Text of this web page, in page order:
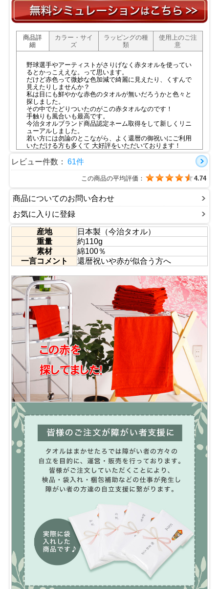
商品詳
細
カラー・サイ
ズ
ラッピングの種
類
使用上のご注
意
野球選手やアーティストがさりげなく赤タオルを使ってい
るとかっこええな。って思います。
だけど赤色って微妙な色加減で綺麗に見えたり、くすんで
見えたりしませんか？
私は目にも鮮やかな赤色のタオルが無いだろうかと色々と
探しました。
その中でたどりついたのがこの赤タオルなのです！
手触りも風合いも最高です。
今治タオルブランド商品認定ネーム取得をして新しくリニ
ューアルしました。
若い方には勿論のとこながら、よく還暦の御祝いにご利用
いただける方も多くて 大好評をいただいております！
同じシリーズで黒のタオルと２カラーで展開しておりま
届いたその手でまず、感触の違いが分かっていただけると
タオルサイズも取り揃えています。
■認定番号：第2019-1382号
レビュー件数： 61件
この商品の平均評価： 4.74
商品についてのお問い合わせ
お気に入りに登録
産地
日本製（今治タオル）
重量
約110g
素材
綿100％
一言コメント
還暦祝いや赤が似合う方へ